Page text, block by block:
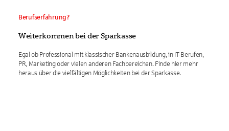
Berufserfahrung?
Weiterkommen bei der Sparkasse
Egal ob Professional mit klassischer Bankenausbildung, in IT-Berufen,
PR, Marketing oder vielen anderen Fachbereichen. Finde hier mehr
heraus über die vielfältigen Möglichkeiten bei der Sparkasse.